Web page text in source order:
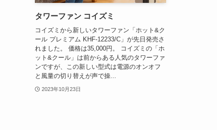
タワーファン コイズミ
コイズミから新しいタワーファン「ホット&ク
ール プレミアム KHF-12233/C」が先日発売さ
れました。 価格は35,000円。 コイズミの「ホ
ット&クール」は前からある人気のタワーファ
ンですが、この新しい型式は電源のオンオフ
と風量の切り替えが声で操...
2023年10月23日